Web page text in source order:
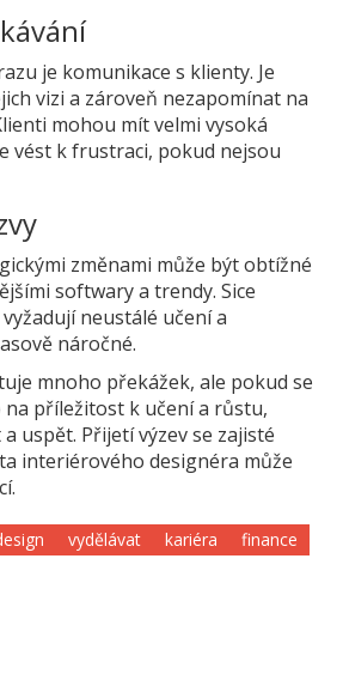
je komunikace s klienty. Je
vizi a zároveň nezapomínat na
mohou mít velmi vysoká
vést k frustraci, pokud nejsou
změnami může být obtížné
softwary a trendy. Sice
neustálé učení a
náročné.
mnoho překážek, ale pokud se
na příležitost k učení a růstu,
uspět. Přijetí výzev se zajisté
interiérového designéra může
vydělávat kariéra finance